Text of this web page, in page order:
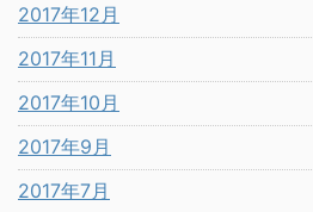
2017年12月
2017年11月
2017年10月
2017年9月
2017年7月